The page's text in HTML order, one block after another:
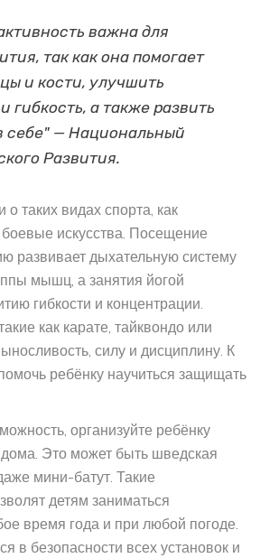
важна для
так как она помогает
и кости, улучшить
гибкость, а также развить
себе" — Национальный
Развития.
о таких видах спорта, как
искусства. Посещение
развивает дыхательную систему
мышц, а занятия йогой
гибкости и концентрации.
как карате, тайквондо или
силу и дисциплину. К
ребёнку научиться защищать
организуйте ребёнку
Это может быть шведская
мини-батут. Такие
детям заниматься
время года и при любой погоде.
в безопасности всех установок и